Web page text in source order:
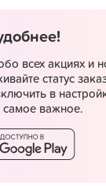
всех акциях и
статус
в
самое важное.